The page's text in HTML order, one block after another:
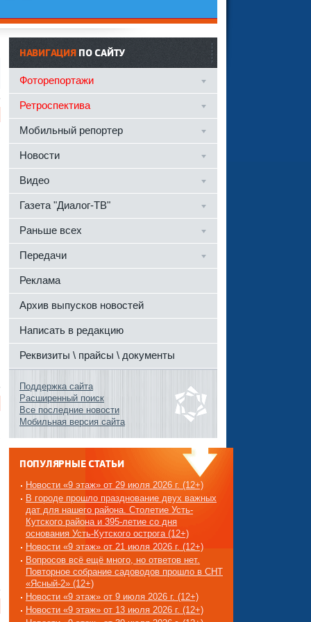
НАВИГАЦИЯПО САЙТУ
Фоторепортажи
Ретроспектива
Мобильный репортер
Новости
Видео
Газета "Диалог-ТВ"
Раньше всех
Передачи
Реклама
Архив выпусков новостей
Написать в редакцию
Реквизиты \ прайсы \ документы
Поддержка сайта
Расширенный поиск
Все последние новости
Мобильная версия сайта
ПОПУЛЯРНЫЕ СТАТЬИ
Новости «9 этаж» от 29 июля 2026 г. (12+)
В городе прошло празднование двух важных
дат для нашего района. Столетие Усть-
Кутского района и 395-летие со дня
основания Усть-Кутского острога (12+)
Новости «9 этаж» от 21 июля 2026 г. (12+)
Вопросов всё ещё много, но ответов нет.
Повторное собрание садоводов прошло в СНТ
«Ясный-2» (12+)
Новости «9 этаж» от 9 июля 2026 г. (12+)
Новости «9 этаж» от 13 июля 2026 г. (12+)